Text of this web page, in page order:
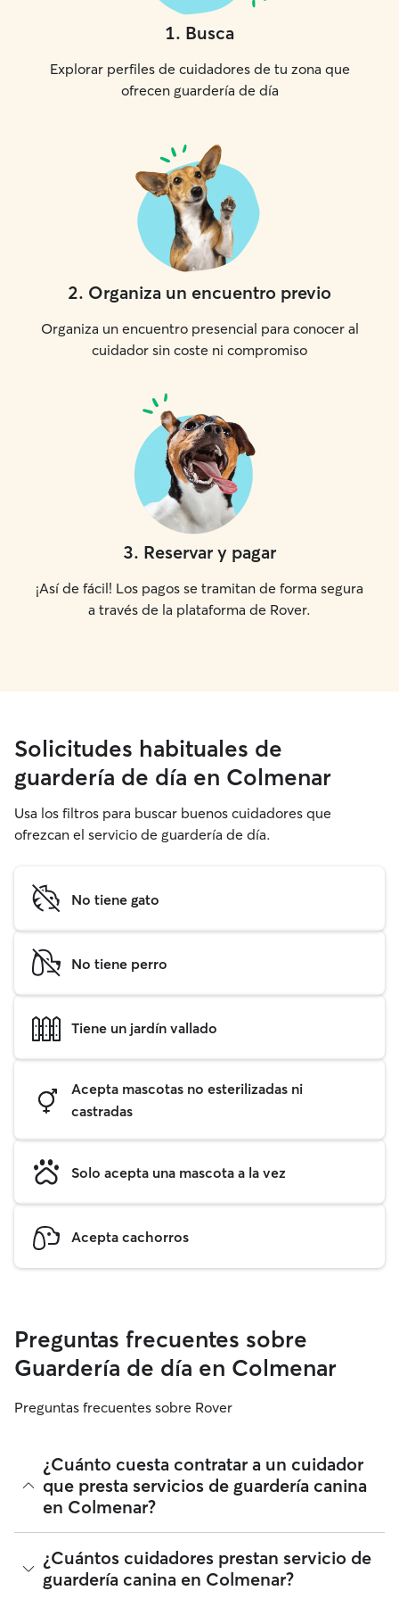
1. Busca
Explorar perfiles de cuidadores de tu zona que
ofrecen guardería de día
2. Organiza un encuentro previo
Organiza un encuentro presencial para conocer al
cuidador sin coste ni compromiso
3. Reservar y pagar
¡Así de fácil! Los pagos se tramitan de forma segura
a través de la plataforma de Rover.
Solicitudes habituales de
guardería de día en Colmenar
Usa los filtros para buscar buenos cuidadores que
ofrezcan el servicio de guardería de día.
No tiene gato
No tiene perro
Tiene un jardín vallado
Acepta mascotas no esterilizadas ni
castradas
Solo acepta una mascota a la vez
Acepta cachorros
Preguntas frecuentes sobre
Guardería de día en Colmenar
Preguntas frecuentes sobre Rover
¿Cuánto cuesta contratar a un cuidador
que presta servicios de guardería canina
en Colmenar?
Los cuidadores en Rover tienen plena libertad para fijar sus
tarifas. El coste medio de un cuidador con guardería para
perros en Colmenar en Rover en agosto 2026 fue de
¿Cuántos cuidadores prestan servicio de
guardería canina en Colmenar?